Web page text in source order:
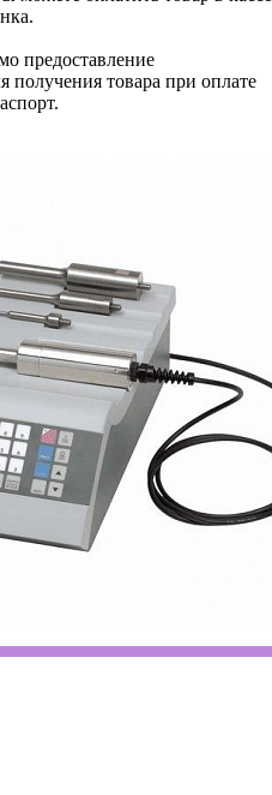
предоставление
получения товара при оплате